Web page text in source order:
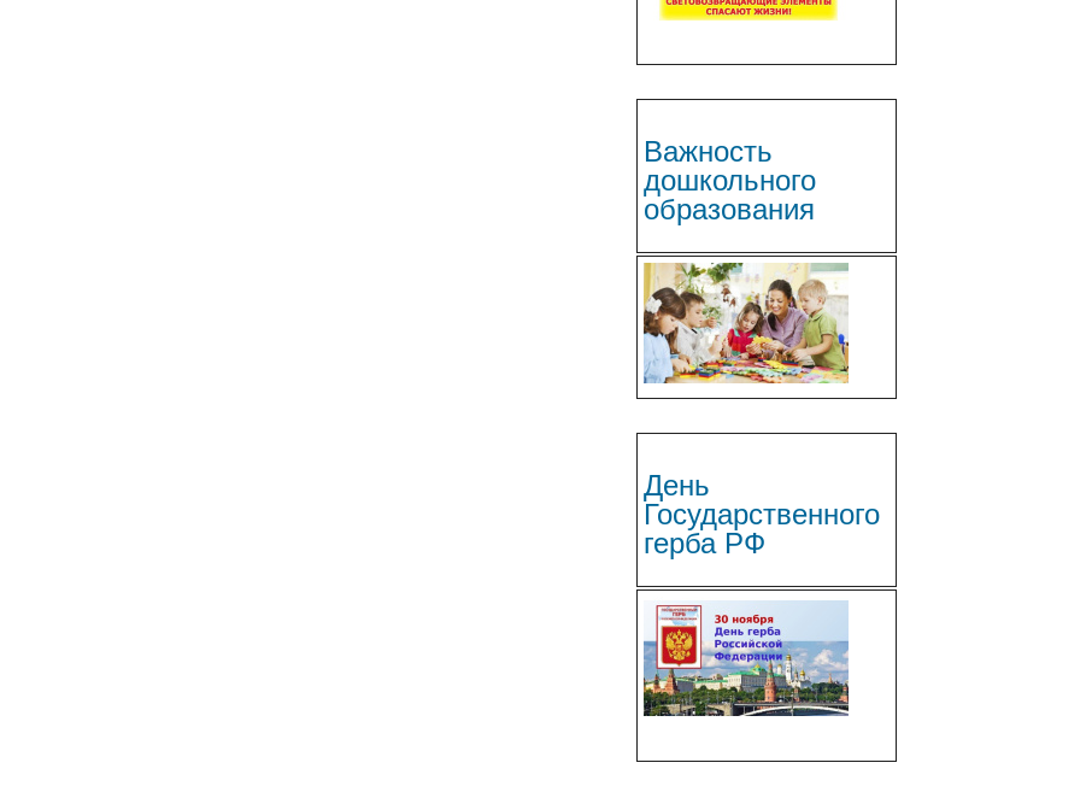
Важность
дошкольного
образования
День
Государственного
герба РФ